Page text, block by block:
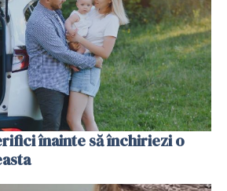
înainte să închiriezi o